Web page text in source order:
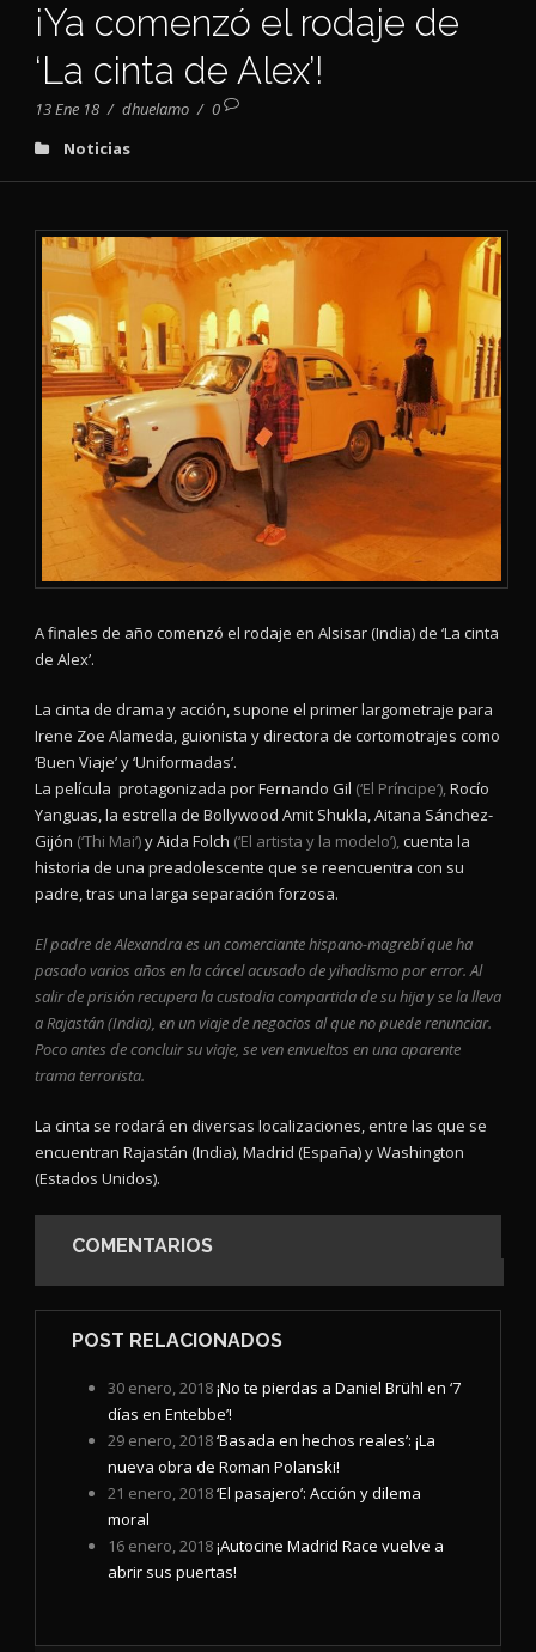
¡Ya comenzó el rodaje de
‘La cinta de Alex’!
13 Ene 18 / dhuelamo / 0
Noticias
A finales de año comenzó el rodaje en Alsisar (India) de ‘La cinta
de Alex’.
La cinta de drama y acción, supone el primer largometraje para
Irene Zoe Alameda, guionista y directora de cortomotrajes como
‘Buen Viaje’ y ‘Uniformadas’.
La película protagonizada por Fernando Gil (‘El Príncipe’),Rocío
Yanguas, la estrella de Bollywood Amit Shukla, Aitana Sánchez-
Gijón (‘Thi Mai’)y Aida Folch (‘El artista y la modelo’),cuenta la
historia de una preadolescente que se reencuentra con su
padre, tras una larga separación forzosa.
El padre de Alexandra es un comerciante hispano-magrebí que ha
pasado varios años en la cárcel acusado de yihadismo por error. Al
salir de prisión recupera la custodia compartida de su hija y se la lleva
a Rajastán (India), en un viaje de negocios al que no puede renunciar.
Poco antes de concluir su viaje, se ven envueltos en una aparente
trama terrorista.
La cinta se rodará en diversas localizaciones, entre las que se
encuentran Rajastán (India), Madrid (España) y Washington
(Estados Unidos).
COMENTARIOS
POST RELACIONADOS
30 enero, 2018¡No te pierdas a Daniel Brühl en ‘7
días en Entebbe’!
29 enero, 2018‘Basada en hechos reales’: ¡La
nueva obra de Roman Polanski!
21 enero, 2018‘El pasajero’: Acción y dilema
moral
16 enero, 2018¡Autocine Madrid Race vuelve a
abrir sus puertas!